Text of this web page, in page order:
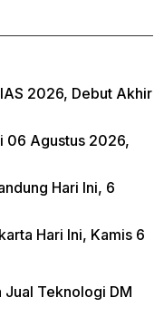
2026, Debut Akhir
06 Agustus 2026,
Hari Ini, 6
Hari Ini, Kamis 6
Jual Teknologi DM